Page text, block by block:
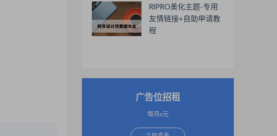
RIPRO美化主题-专用
友情链接+自助申请教
程
广告位招租
每月x元